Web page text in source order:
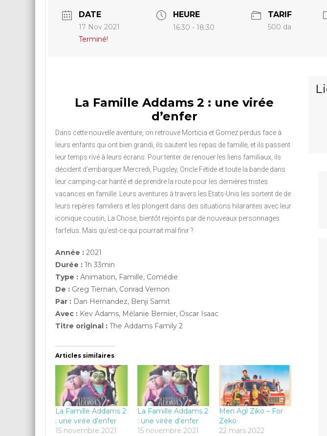
DATE
17 Nov 2021
Terminé!
HEURE
16:30 - 18:30
TARIF
500 da
La Famille Addams 2 : une virée
d’enfer
Dans cette nouvelle aventure, on retrouve Morticia et Gomez perdus face à
leurs enfants qui ont bien grandi, ils sautent les repas de famille, et ils passent
leur temps rivé à leurs écrans. Pour tenter de renouer les liens familiaux, ils
décident d’embarquer Mercredi, Pugsley, Oncle Fétide et toute la bande dans
leur camping-car hanté et de prendre la route pour les dernières tristes
vacances en famille. Leurs aventures à travers les Etats-Unis les sortent de de
leurs repères familiers et les plongent dans des situations hilarantes avec leur
iconique cousin, La Chose, bientôt rejoints par de nouveaux personnages
farfelus. Mais qu’est-ce qui pourrait mal finir ?
Année : 2021
Durée : 1h 33min
Type : Animation, Famille, Comédie
De : Greg Tiernan, Conrad Vernon
Par : Dan Hernandez, Benji Samit
Avec : Kev Adams, Mélanie Bernier, Oscar Isaac
Titre original : The Addams Family 2
Articles similaires
La Famille Addams 2
: une virée d’enfer
15 novembre 2021
La Famille Addams 2
: une virée d’enfer
15 novembre 2021
Men Agl Ziko – For
Zeko
22 mars 2022